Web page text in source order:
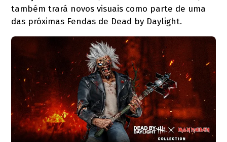
também trará novos visuais como parte de uma
das próximas Fendas de Dead by Daylight.